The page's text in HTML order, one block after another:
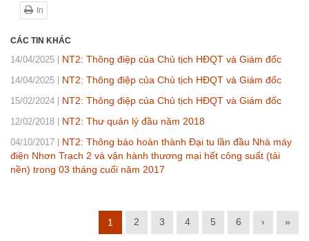
In
CÁC TIN KHÁC
14/04/2025 NT2: Thông điệp của Chủ tịch HĐQT và Giám đốc
14/04/2025 NT2: Thông điệp của Chủ tịch HĐQT và Giám đốc
15/02/2024 NT2: Thông điệp của Chủ tịch HĐQT và Giám đốc
12/02/2018 NT2: Thư quản lý đầu năm 2018
04/10/2017
NT2: Thông báo hoàn thành Đại tu lần đầu Nhà máy
điện Nhơn Trạch 2 và vận hành thương mại hết công suất (tải
nền) trong 03 tháng cuối năm 2017
1 2 3 4 5 6 › »